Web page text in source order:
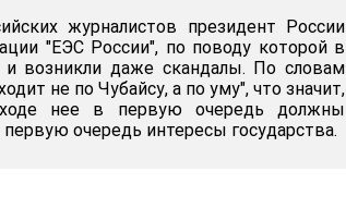
журналистов президент России
"ЕЭС России", по поводу которой в
возникли даже скандалы. По словам
не по Чубайсу, а по уму", что значит,
ходе нее в первую очередь должны
очередь интересы государства.